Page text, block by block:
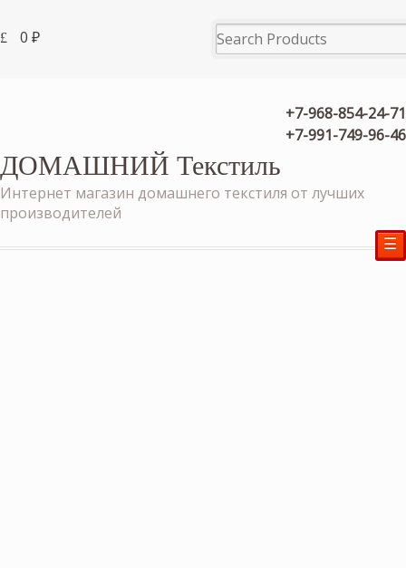
0 ₽
+7-968-854-24-71
+7-991-749-96-46
ДОМАШНИЙ Текстиль
Интернет магазин домашнего текстиля от лучших
производителей
☰